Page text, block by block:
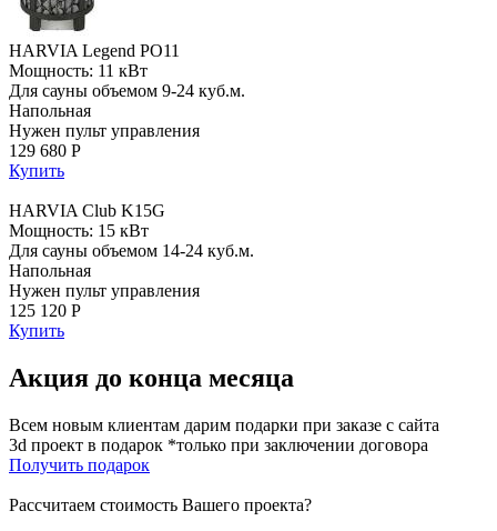
HARVIA Legend PO11
Мощность: 11 кВт
Для сауны объемом 9-24 куб.м.
Напольная
Нужен пульт управления
129 680 Р
Купить
HARVIA Club K15G
Мощность: 15 кВт
Для сауны объемом 14-24 куб.м.
Напольная
Нужен пульт управления
125 120 Р
Купить
Акция до конца месяца
Всем новым клиентам дарим подарки при заказе с сайта
3d проект в подарок *только при заключении договора
Получить подарок
Рассчитаем стоимость Вашего проекта?